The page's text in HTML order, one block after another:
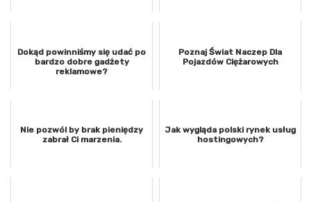
Dokąd powinniśmy się udać po
bardzo dobre gadżety
reklamowe?
Poznaj Świat Naczep Dla
Pojazdów Ciężarowych
Nie pozwól by brak pieniędzy
zabrał Ci marzenia.
Jak wygląda polski rynek usług
hostingowych?